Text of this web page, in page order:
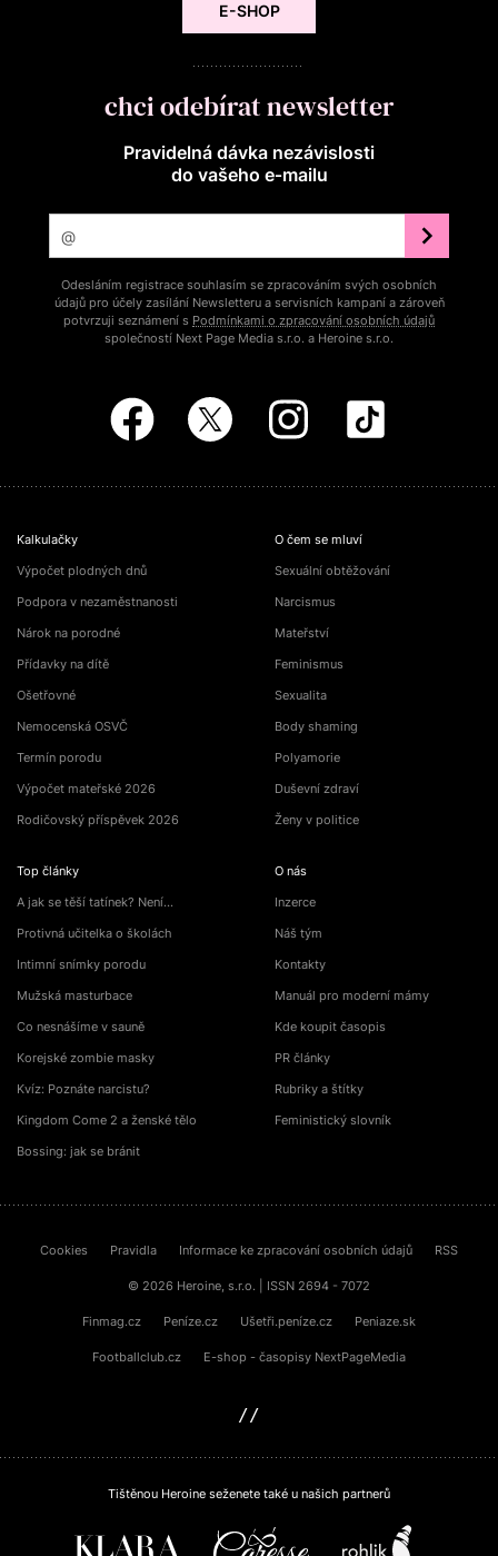
E-SHOP
chci odebírat newsletter
Pravidelná dávka nezávislosti
do vašeho e‑mailu
Odesláním registrace souhlasím se zpracováním svých osobních
údajů pro účely zasílání Newsletteru a servisních kampaní a zároveň
potvrzuji seznámení s Podmínkami o zpracování osobních údajů
společností Next Page Media s.r.o. a Heroine s.r.o.
Kalkulačky
Výpočet plodných dnů
Podpora v nezaměstnanosti
Nárok na porodné
Přídavky na dítě
Ošetřovné
Nemocenská OSVČ
Termín porodu
Výpočet mateřské 2026
Rodičovský příspěvek 2026
Top články
A jak se těší tatínek? Není…
Protivná učitelka o školách
Intimní snímky porodu
Mužská masturbace
Co nesnášíme v sauně
Korejské zombie masky
Kvíz: Poznáte narcistu?
Kingdom Come 2 a ženské tělo
Bossing: jak se bránit
O čem se mluví
Sexuální obtěžování
Narcismus
Mateřství
Feminismus
Sexualita
Body shaming
Polyamorie
Duševní zdraví
Ženy v politice
O nás
Inzerce
Náš tým
Kontakty
Manuál pro moderní mámy
Kde koupit časopis
PR články
Rubriky a štítky
Feministický slovník
Cookies Pravidla Informace ke zpracování osobních údajů RSS
© 2026 Heroine, s.r.o. | ISSN 2694 - 7072
Finmag.cz Peníze.cz Ušetři.peníze.cz Peniaze.sk
Footballclub.cz E-shop - časopisy NextPageMedia
Tištěnou Heroine seženete také u našich partnerů